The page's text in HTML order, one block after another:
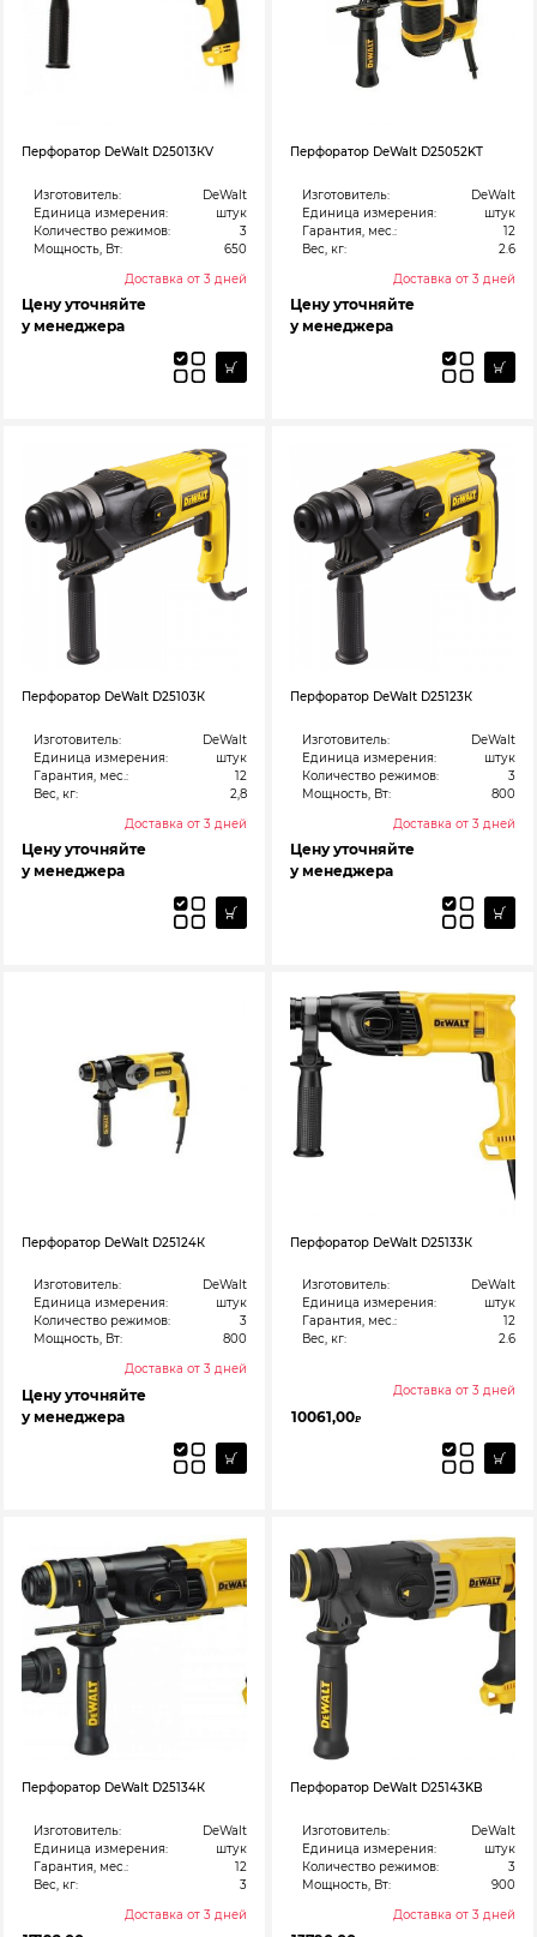
Перфоратор DeWalt D25013КV
Изготовитель:
DeWalt
Единица измерения:
штук
Количество режимов:
3
Мощность, Вт:
650
Доставка от 3 дней
Цену уточняйте
у менеджера
Перфоратор DeWalt D25052KT
Изготовитель:
DeWalt
Единица измерения:
штук
Гарантия, мес.:
12
Вес, кг:
2.6
Доставка от 3 дней
Цену уточняйте
у менеджера
Перфоратор DeWalt D25103К
Изготовитель:
DeWalt
Единица измерения:
штук
Гарантия, мес.:
12
Вес, кг:
2,8
Доставка от 3 дней
Цену уточняйте
у менеджера
Перфоратор DeWalt D25123К
Изготовитель:
DeWalt
Единица измерения:
штук
Количество режимов:
3
Мощность, Вт:
800
Доставка от 3 дней
Цену уточняйте
у менеджера
Перфоратор DeWalt D25124К
Изготовитель:
DeWalt
Единица измерения:
штук
Количество режимов:
3
Мощность, Вт:
800
Доставка от 3 дней
Цену уточняйте
у менеджера
Перфоратор DeWalt D25133К
Изготовитель:
DeWalt
Единица измерения:
штук
Гарантия, мес.:
12
Вес, кг:
2.6
Доставка от 3 дней
10061,00₽
Перфоратор DeWalt D25134К
Изготовитель:
DeWalt
Единица измерения:
штук
Гарантия, мес.:
12
Вес, кг:
3
Доставка от 3 дней
Перфоратор DeWalt D25143KB
Изготовитель:
DeWalt
Единица измерения:
штук
Количество режимов:
3
Мощность, Вт:
900
Доставка от 3 дней